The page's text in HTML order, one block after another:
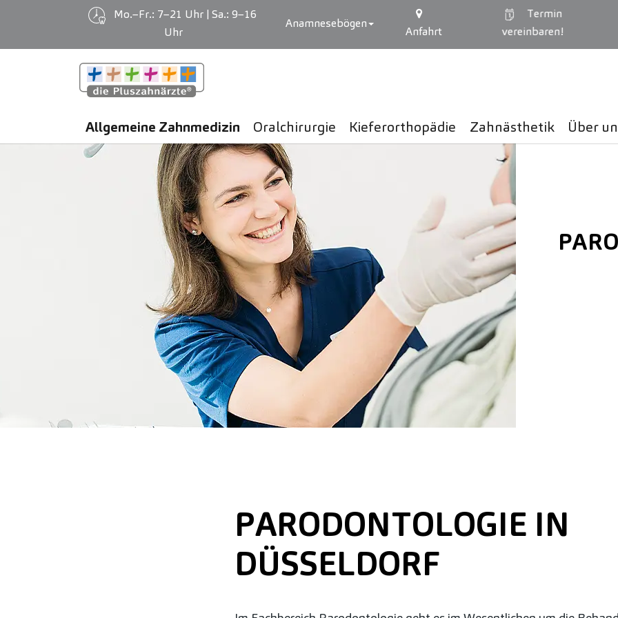
Zum Hauptinhalt springen
Mo.–Fr.: 7–21 Uhr | Sa.: 9–16
Uhr
Anamnesebögen
Anfahrt
Termin
vereinbaren!
Allgemeine Zahnmedizin Oralchirurgie Kieferorthopädie Zahnästhetik Über
PARODONTOLOGIE IN
DÜSSELDORF